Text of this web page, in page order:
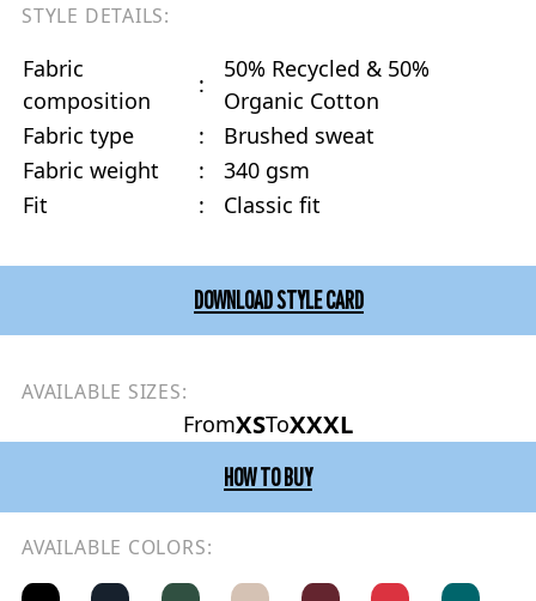
STYLE DETAILS:
Fabric
composition
:
50% Recycled & 50%
Organic Cotton
Fabric type
:
Brushed sweat
Fabric weight
:
340 gsm
Fit
: Classic fit
DOWNLOAD STYLE CARD
AVAILABLE SIZES:
FromXSToXXXL
HOW TO BUY
AVAILABLE COLORS: